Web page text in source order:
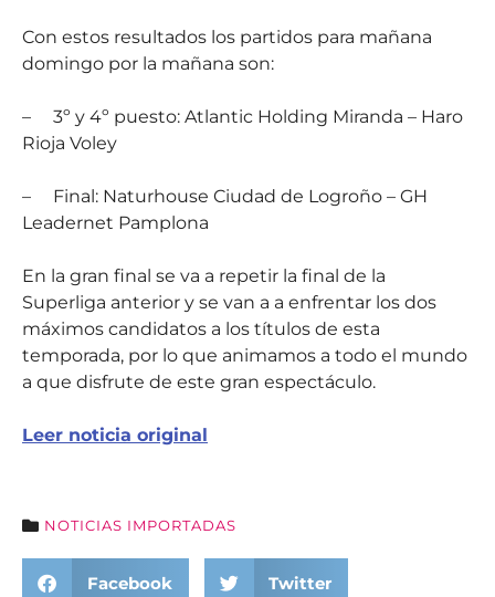
Con estos resultados los partidos para mañana
domingo por la mañana son:
–
3º y 4º puesto: Atlantic Holding Miranda – Haro
Rioja Voley
–
Final: Naturhouse Ciudad de Logroño – GH
Leadernet Pamplona
En la gran final se va a repetir la final de la
Superliga anterior y se van a a enfrentar los dos
máximos candidatos a los títulos de esta
temporada, por lo que animamos a todo el mundo
a que disfrute de este gran espectáculo.
Leer noticia original
NOTICIAS IMPORTADAS
Facebook Twitter